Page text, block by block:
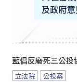
藍倡反廢死三公投
立法院 公投案